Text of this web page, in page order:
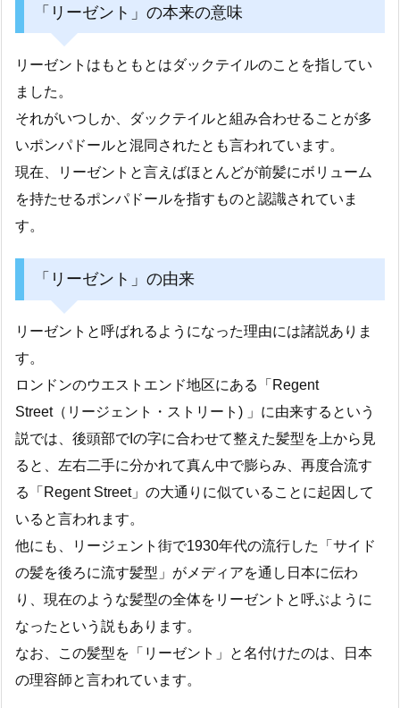
「リーゼント」の本来の意味
リーゼントはもともとはダックテイルのことを指してい
ました。
それがいつしか、ダックテイルと組み合わせることが多
いポンパドールと混同されたとも言われています。
現在、リーゼントと言えばほとんどが前髪にボリューム
を持たせるポンパドールを指すものと認識されていま
す。
「リーゼント」の由来
リーゼントと呼ばれるようになった理由には諸説ありま
す。
ロンドンのウエストエンド地区にある「Regent
Street（リージェント・ストリート) 」に由来するという
説では、後頭部でIの字に合わせて整えた髪型を上から見
ると、左右二手に分かれて真ん中で膨らみ、再度合流す
る「Regent Street」の大通りに似ていることに起因して
いると言われます。
他にも、リージェント街で1930年代の流行した「サイド
の髪を後ろに流す髪型」がメディアを通し日本に伝わ
り、現在のような髪型の全体をリーゼントと呼ぶように
なったという説もあります。
なお、この髪型を「リーゼント」と名付けたのは、日本
の理容師と言われています。